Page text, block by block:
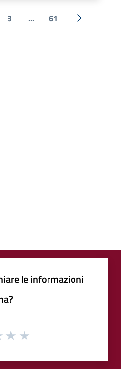
3 ... 61 Successiva
le informazioni